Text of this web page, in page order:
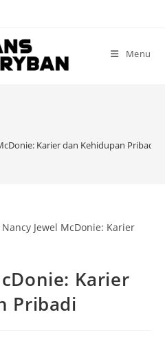
Menu
Karier dan Kehidupan Pribadi
Karier
Pribadi